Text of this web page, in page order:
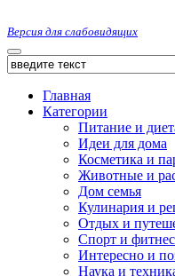
Версия для слабовидящих
Главная
Категории
Питание и
Идеи для дома
Косметика и
Животные и
Дом семья
Кулинария и
Отдых и
Спорт и фитнес
Интересно и
Наука и